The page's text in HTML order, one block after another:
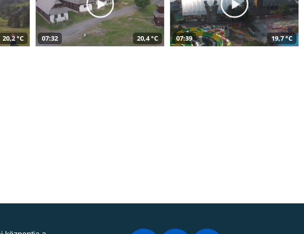
20,2 °C 07:32 20,4 °C 07:39 19,7 °C